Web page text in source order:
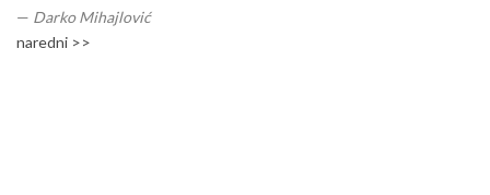
— Darko Mihajlović
naredni >>